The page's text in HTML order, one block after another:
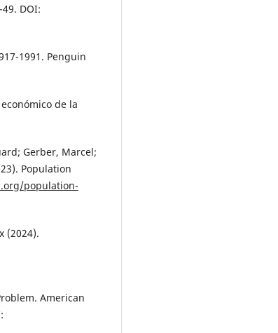
DOI:
1991. Penguin
de la
Gerber, Marcel;
Population
population-
(2024).
American